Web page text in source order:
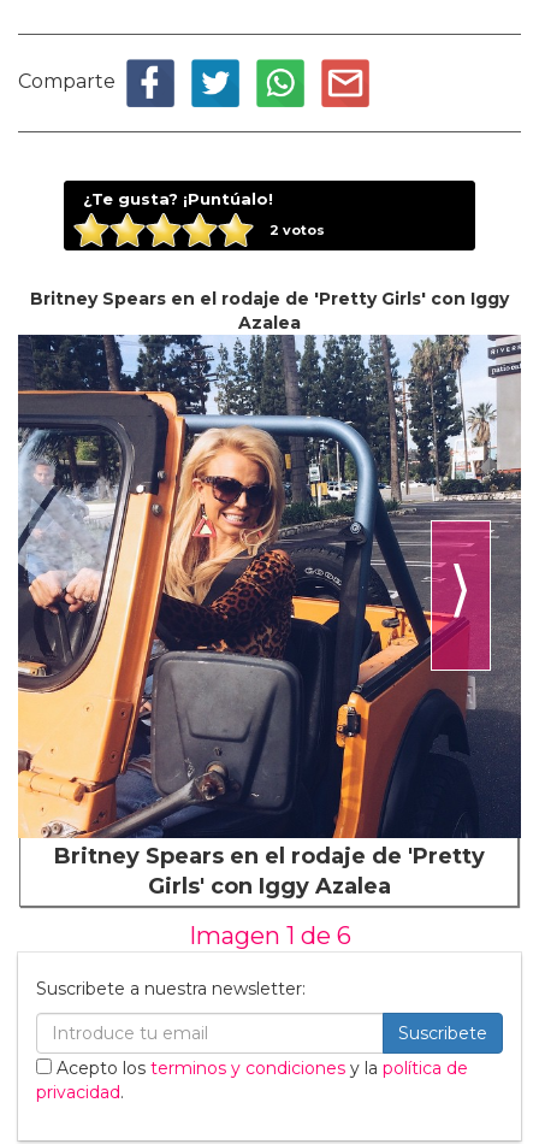
Comparte
¿Te gusta? ¡Puntúalo!
2 votos
Britney Spears en el rodaje de 'Pretty Girls' con Iggy
Azalea
⟩
Britney Spears en el rodaje de 'Pretty
Girls' con Iggy Azalea
Imagen 1 de 6
Suscribete a nuestra newsletter:
Suscribete
Acepto los terminos y condiciones y la política de
privacidad.